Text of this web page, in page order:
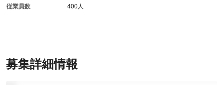
募集詳細情報
従業員数 400人